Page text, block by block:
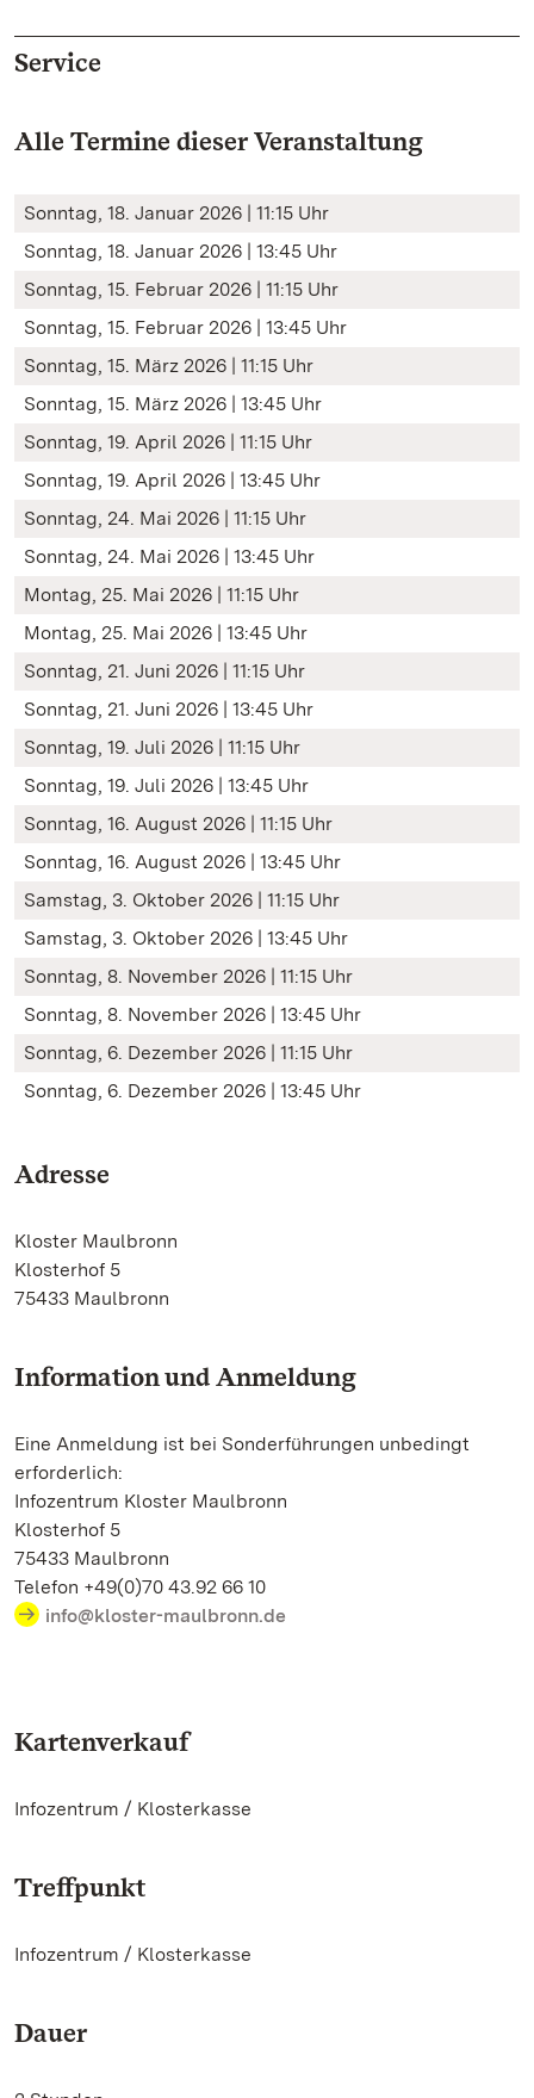
Service
Alle Termine dieser Veranstaltung
Sonntag, 18. Januar 2026 | 11:15 Uhr
Sonntag, 18. Januar 2026 | 13:45 Uhr
Sonntag, 15. Februar 2026 | 11:15 Uhr
Sonntag, 15. Februar 2026 | 13:45 Uhr
Sonntag, 15. März 2026 | 11:15 Uhr
Sonntag, 15. März 2026 | 13:45 Uhr
Sonntag, 19. April 2026 | 11:15 Uhr
Sonntag, 19. April 2026 | 13:45 Uhr
Sonntag, 24. Mai 2026 | 11:15 Uhr
Sonntag, 24. Mai 2026 | 13:45 Uhr
Montag, 25. Mai 2026 | 11:15 Uhr
Montag, 25. Mai 2026 | 13:45 Uhr
Sonntag, 21. Juni 2026 | 11:15 Uhr
Sonntag, 21. Juni 2026 | 13:45 Uhr
Sonntag, 19. Juli 2026 | 11:15 Uhr
Sonntag, 19. Juli 2026 | 13:45 Uhr
Sonntag, 16. August 2026 | 11:15 Uhr
Sonntag, 16. August 2026 | 13:45 Uhr
Samstag, 3. Oktober 2026 | 11:15 Uhr
Samstag, 3. Oktober 2026 | 13:45 Uhr
Sonntag, 8. November 2026 | 11:15 Uhr
Sonntag, 8. November 2026 | 13:45 Uhr
Sonntag, 6. Dezember 2026 | 11:15 Uhr
Sonntag, 6. Dezember 2026 | 13:45 Uhr
Adresse
Kloster Maulbronn
Klosterhof 5
75433 Maulbronn
Information und Anmeldung
Eine Anmeldung ist bei Sonderführungen unbedingt
erforderlich:
Infozentrum Kloster Maulbronn
Klosterhof 5
75433 Maulbronn
Telefon +49(0)70 43.92 66 10
info@kloster-maulbronn.de
Kartenverkauf
Infozentrum / Klosterkasse
Treffpunkt
Infozentrum / Klosterkasse
Dauer